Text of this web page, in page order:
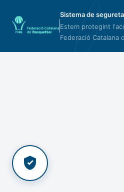
Sistema de
Estem protegint
Federació Catalana